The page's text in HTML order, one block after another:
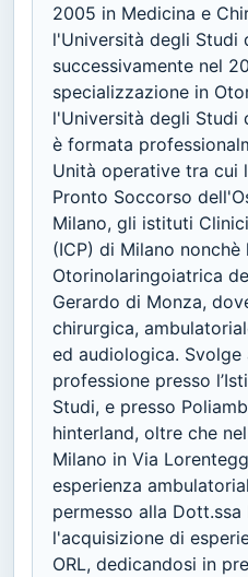
2005 in Medicina e
l'Università degli Studi
successivamente nel
specializzazione in
l'Università degli Studi
è formata
Unità operative tra cui
Pronto Soccorso
Milano, gli istituti
(ICP) di Milano nonchè
Otorinolaringoiatrica
Gerardo di Monza,
chirurgica,
ed audiologica.
professione presso
Studi, e presso
hinterland, oltre che
Milano in Via
esperienza
permesso alla
l'acquisizione di
ORL, dedicandosi in